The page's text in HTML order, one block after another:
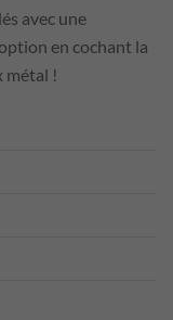
avec une
en cochant la
métal !